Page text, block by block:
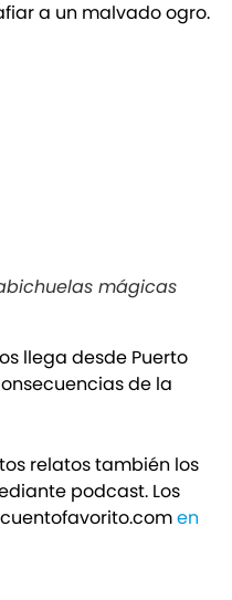
a un malvado ogro.
mágicas
llega desde Puerto
de la
relatos también los
podcast. Los
en